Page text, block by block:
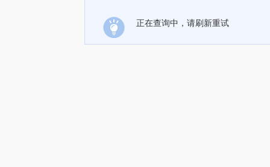
正在查询中，请刷新重试